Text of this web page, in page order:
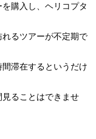
購入し、ヘリコプタ
るツアーが不定期で
滞在するというだけ
ることはできませ